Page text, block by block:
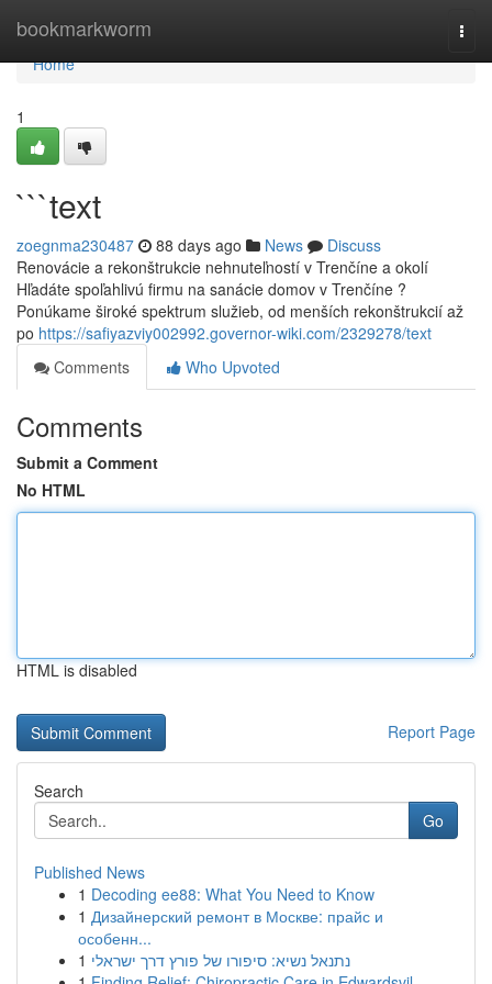
bookmarkworm
Home
Home
1
```text
zoegnma230487 88 days ago News
Discuss
Renovácie a rekonštrukcie nehnuteľností v Trenčíne a okolí
Hľadáte spoľahlivú firmu na sanácie domov v Trenčíne ?
Ponúkame široké spektrum služieb, od menších rekonštrukcií až
po https://safiyazviy002992.governor-wiki.com/2329278/text
Comments
Who Upvoted
Comments
Submit a Comment
No HTML
HTML is disabled
Report Page
Search
Go
Published News
1 Decoding ee88: What You Need to Know
1 Дизайнерский ремонт в Москве: прайс и
особенн...
1 נתנאל נשיא: סיפורו של פורץ דרך ישראלי